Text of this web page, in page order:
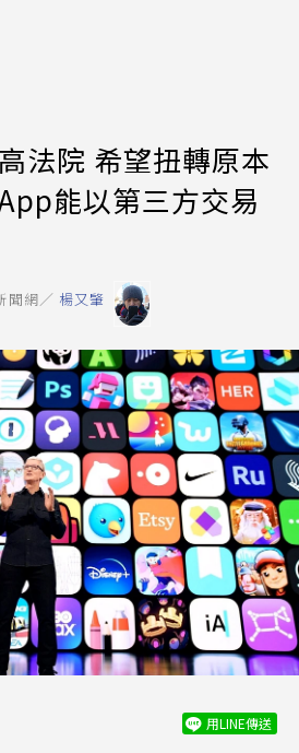
法院 希望扭轉原本
能以第三方交易
聞網／ 楊又肇
用LINE傳送